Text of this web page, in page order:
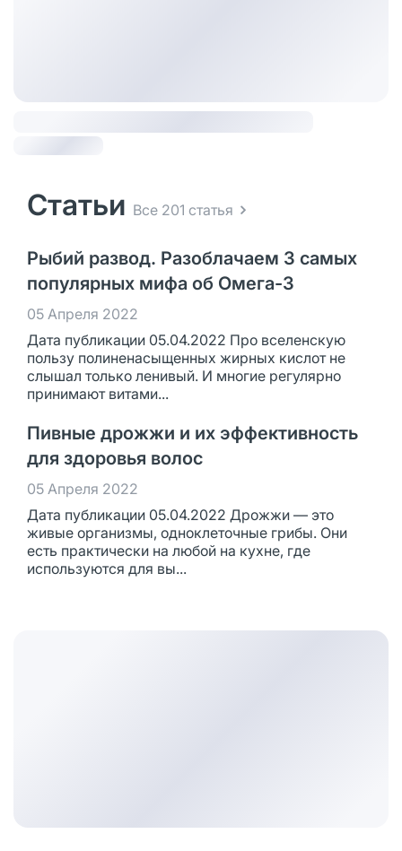
Статьи Все 201 статья
Рыбий развод. Разоблачаем 3 самых
популярных мифа об Омега-3
05 Апреля 2022
Дата публикации 05.04.2022 Про вселенскую
пользу полиненасыщенных жирных кислот не
слышал только ленивый. И многие регулярно
принимают витами...
Пивные дрожжи и их эффективность
для здоровья волос
05 Апреля 2022
Дата публикации 05.04.2022 Дрожжи — это
живые организмы, одноклеточные грибы. Они
есть практически на любой на кухне, где
используются для вы...